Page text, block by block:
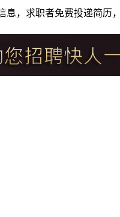
，求职者免费投递简历